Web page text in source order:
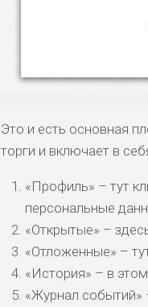
НАЗВАНИЕ
Это и есть основная
торги и включает в
«Профиль» – тут
персональные
«Открытые» –
«Отложенные» –
«История» – в
«Журнал событий»